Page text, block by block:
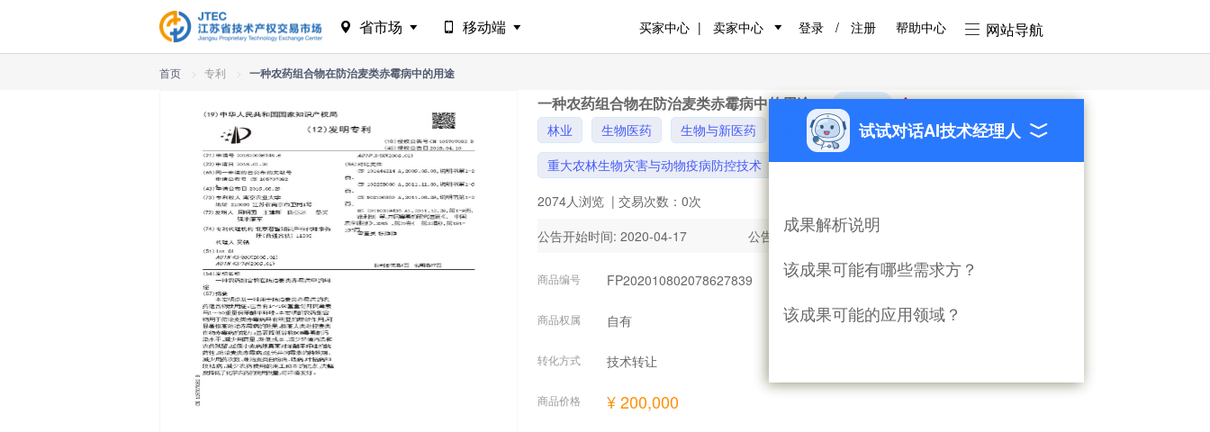
省市场 移动端 登录 / 注册 帮助中心 网站导航
买家中心 卖家中心
首页 专利 一种农药组合物在防治麦类赤霉病中的用途
一种农药组合物在防治麦类赤霉病中的用途 挂牌公告 已到期
林业 生物医药 生物与新医药
农业生物技术
重大农林生物灾害与动物疫病防控技术
2074人浏览 | 交易次数：0次
公告开始时间: 2020-04-17
公告结束时间:2022-01-17
商品编号 FP202010802078627839
商品权属 自有
转化方式 技术转让
商品价格 ¥ 200,000
试试对话AI技术经理人
成果解析说明
该成果可能有哪些需求方？
该成果可能的应用领域？